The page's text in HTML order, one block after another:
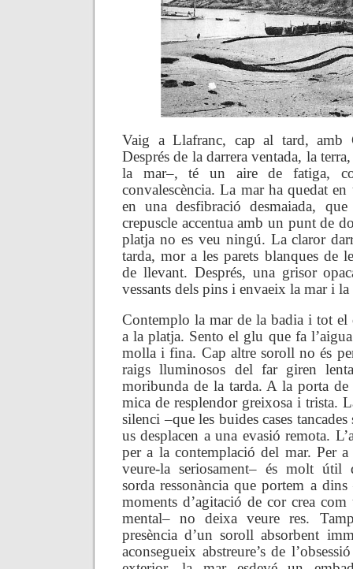
Vaig a Llafranc, cap al tard, amb
Després de la darrera ventada, la
la mar–, té un aire de fatiga,
convalescència. La mar ha quedat en
en una desfibració desmaiada,
crepuscle accentua amb un punt de
platja no es veu ningú. La claror
tarda, mor a les parets blanques de
de llevant. Després, una grisor
vessants dels pins i envaeix la mar i la
Contemplo la mar de la badia i tot el
a la platja. Sento el glu que fa
molla i fina. Cap altre soroll no és
raigs lluminosos del far giren
moribunda de la tarda. A la porta
mica de resplendor greixosa i trista.
silenci –que les buides cases
us desplacen a una evasió remota.
per a la contemplació del mar. Per
veure-la seriosament– és molt útil
sorda ressonància que portem a dins
moments d’agitació de cor crea
mental– no deixa veure res.
presència d’un soroll absorbent
aconsegueix abstreure’s de